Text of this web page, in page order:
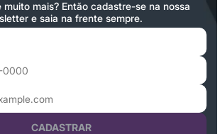
muito mais? Então cadastre-se na nossa
e saia na frente sempre.
CADASTRAR